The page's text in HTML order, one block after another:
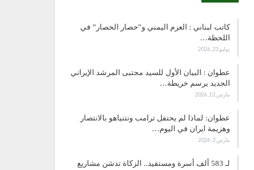
كاتب لبناني : العزم اليمني و”حصار الحصار” في
اللحظة…
يوليو 23, 2026
عطوان : البيان الأول للسيد مجتبى المرشد الإيراني
الجديد يرسم خريطة…
مارس 12, 2026
عطوان: لماذا لم يحتفل ترامب ونتنياهو بالانتصار
وهزيمة ايران في اليوم…
مارس 3, 2026
لـ 583 ألف أسرة ومستفيد.. الزكاة تدشن مشاريع